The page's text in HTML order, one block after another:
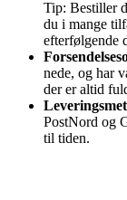
Tip: Bestiller
du i mange
efterfølgende
nede, og har
der er altid
PostNord og
til tiden.